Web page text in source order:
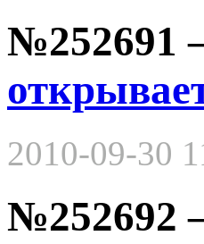
№252691
2010-09-30
№252692